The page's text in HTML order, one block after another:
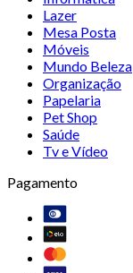
Lazer
Mesa Posta
Móveis
Mundo Beleza
Organização
Papelaria
Pet Shop
Saúde
Tv e Vídeo
Pagamento